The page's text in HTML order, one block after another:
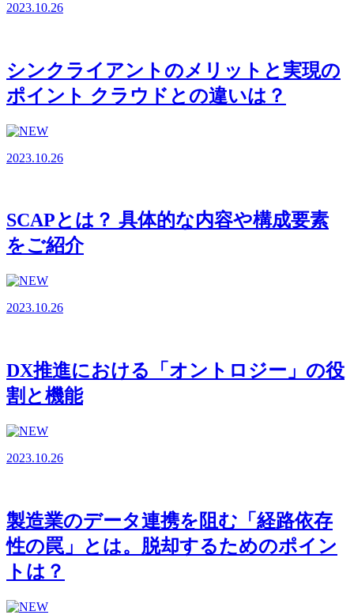
2023.10.26
シンクライアントのメリットと実現の
ポイント クラウドとの違いは？
2023.10.26
SCAPとは？ 具体的な内容や構成要素
をご紹介
2023.10.26
DX推進における「オントロジー」の役
割と機能
2023.10.26
製造業のデータ連携を阻む「経路依存
性の罠」とは。脱却するためのポイン
トは？